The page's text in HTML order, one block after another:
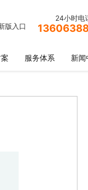
24小时电
版入口
服务体系 新闻